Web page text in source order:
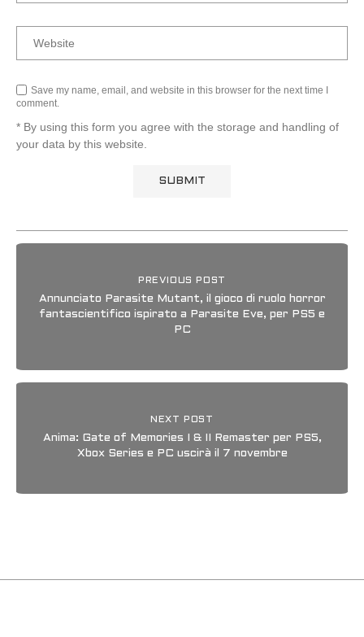
Save my name, email, and website in this browser for the next time I
comment.
* By using this form you agree with the storage and handling of
your data by this website.
PREVIOUS POST
Annunciato Parasite Mutant, il gioco di ruolo horror
fantascientifico ispirato a Parasite Eve, per PS5 e
PC
NEXT POST
Anima: Gate of Memories I & II Remaster per PS5,
Xbox Series e PC uscirà il 7 novembre